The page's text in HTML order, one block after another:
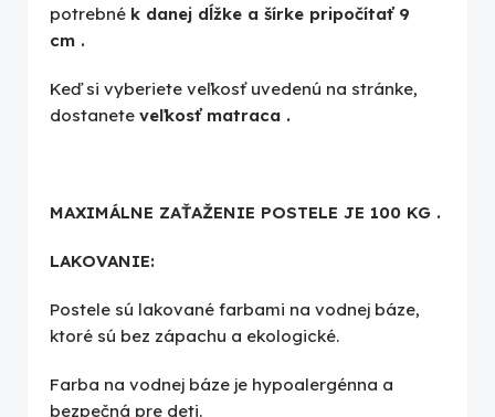
potrebné k danej dĺžke a šírke pripočítať 9
cm .
Keď si vyberiete veľkosť uvedenú na stránke,
dostanete veľkosť matraca .
MAXIMÁLNE ZAŤAŽENIE POSTELE JE 100 KG .
LAKOVANIE:
Postele sú lakované farbami na vodnej báze,
ktoré sú bez zápachu a ekologické.
Farba na vodnej báze je hypoalergénna a
bezpečná pre deti.